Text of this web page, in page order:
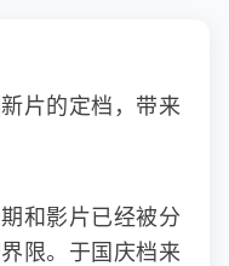
片的定档，带来
和影片已经被分
限。于国庆档来